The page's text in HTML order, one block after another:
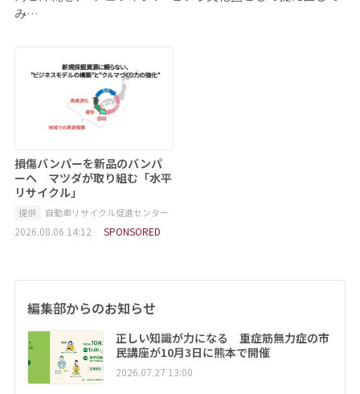
み…
損傷バンパーを新品のバンパ
ーへ マツダが取り組む「水平
リサイクル」
提供 自動車リサイクル促進センター
2026.08.06 14:12 SPONSORED
編集部からのお知らせ
正しい知識が力になる 重症筋無力症の市
民講座が10月3日に熊本で開催
2026.07.27 13:00